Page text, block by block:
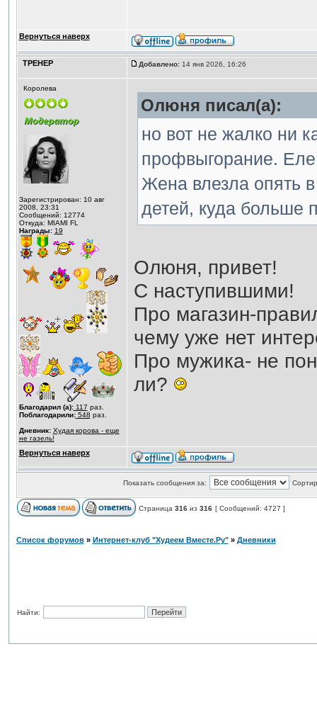
Вернуться наверх
ТРЕНЕР Добавлено:14 янв 2026, 16:26
Королева
Зарегистрирован: 10 авг
2008, 23:31
Сообщений: 12774
Откуда: MIAMI FL
Награды: 19
Благодарил (а):117 раз.
Поблагодарили:548 раз.
Дневник: Худая корова - еще
не газель!
Олюня писал(а):
но вот не жалко ни
профвыгорание.
Жена влезла опять
детей, куда больше
Олюня, привет!
С наступившими!
Про магазин-
чему уже нет
Про мужика- не
ли?
Вернуться наверх
Показать сообщения за:
Страница 316из 316 [ Сообщений: 4727 ]
Список форумов» Интернет-клуб "Худеем Вместе.Ру"» Дневники
Найти: